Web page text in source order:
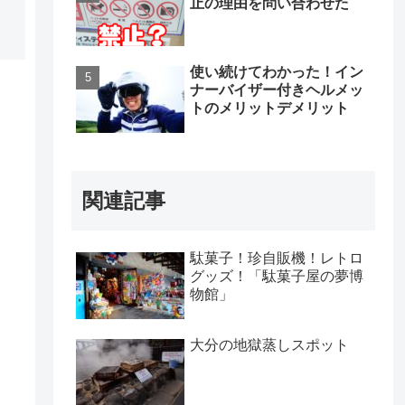
止の理由を問い合わせた
使い続けてわかった！イン
ナーバイザー付きヘルメッ
トのメリットデメリット
関連記事
駄菓子！珍自販機！レトロ
グッズ！「駄菓子屋の夢博
物館」
大分の地獄蒸しスポット